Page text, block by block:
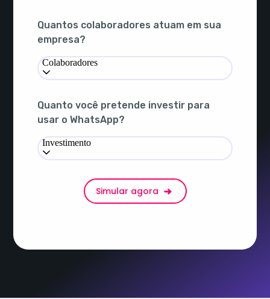
Quantos colaboradores atuam em sua
empresa?
Colaboradores
Quanto você pretende investir para
usar o WhatsApp?
Investimento
Simular agora